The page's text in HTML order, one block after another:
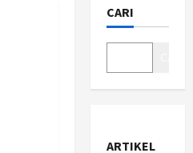
CARI
ARTIKEL